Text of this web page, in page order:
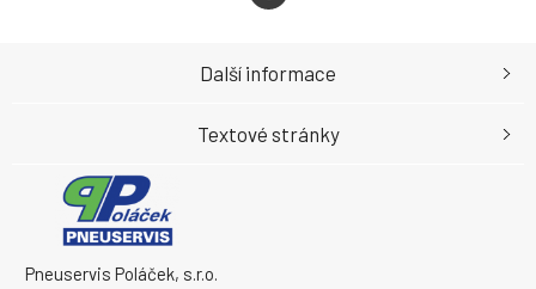
Pneuservis Poláček, s.r.o.
Další informace
Textové stránky